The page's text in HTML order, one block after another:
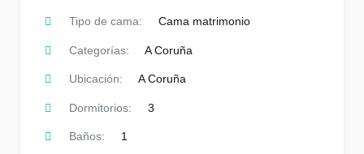
Tipo de cama: Cama matrimonio
Categorías: A Coruña
Ubicación: A Coruña
Dormitorios: 3
Baños: 1